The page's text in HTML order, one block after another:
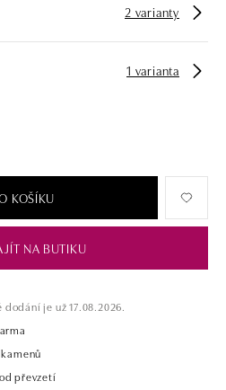
investici.
2 varianty
1 varianta
KOŠÍKU
NA BUTIKU
je už 17.08.2026.
převzetí